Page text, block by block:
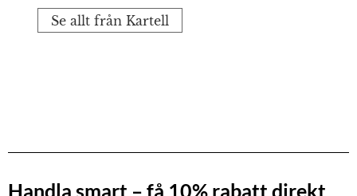
Se allt från Kartell
Handla smart – få 10% rabatt direkt